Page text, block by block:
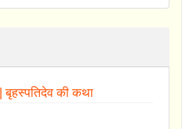
बृहस्पतिदेव की कथा